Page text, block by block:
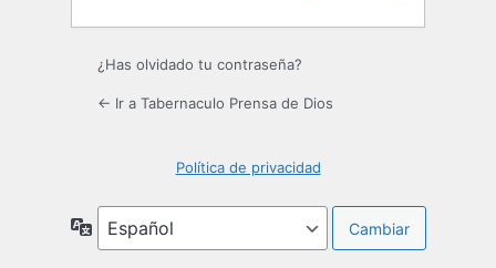
¿Has olvidado tu contraseña?
← Ir a Tabernaculo Prensa de Dios
Política de privacidad
Idioma